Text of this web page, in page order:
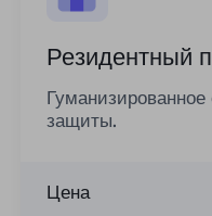
Резидентный
защиты.
Цена